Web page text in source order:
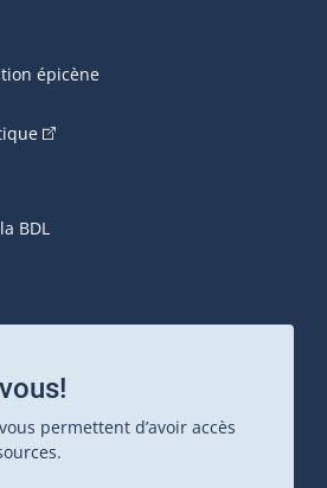
épicène
(Cet hyperlien externe s'ouvrira
BDL
permettent d’avoir accès